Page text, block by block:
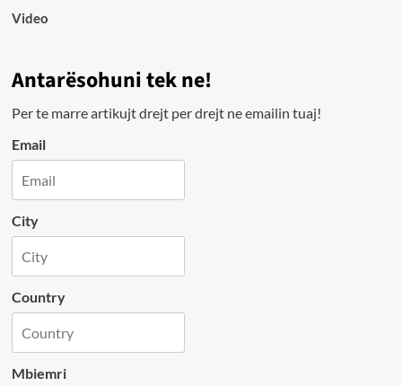
Video
Antarësohuni tek ne!
Per te marre artikujt drejt per drejt ne emailin tuaj!
Email
City
Country
Mbiemri